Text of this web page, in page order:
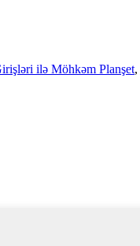
ilə Möhkəm Planşet,